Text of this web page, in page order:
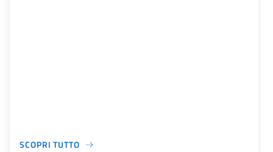
SCOPRI TUTTO